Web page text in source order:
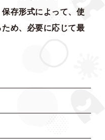
存形式によって、使
め、必要に応じて最